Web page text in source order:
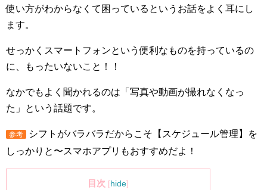
使い方がわからなくて困っているというお話をよく耳にし
ます。
せっかくスマートフォンという便利なものを持っているの
に、もったいないこと！！
なかでもよく聞かれるのは「写真や動画が撮れなくなっ
た」という話題です。
参考
シフトがバラバラだからこそ【スケジュール管理】を
しっかりと〜スマホアプリもおすすめだよ！
目次 [hide]